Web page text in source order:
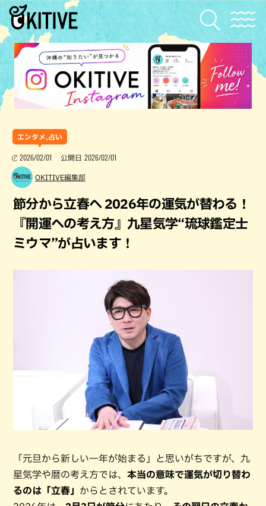
エンタメ,占い
2026/02/01 公開日 2026/02/01
OKITIVE編集部
節分から立春へ 2026年の運気が替わる！
『開運への考え方』九星気学“琉球鑑定士
ミウマ”が占います！
「元旦から新しい一年が始まる」と思いがちですが、九
星気学や暦の考え方では、 本当の意味で運気が切り替わ
るのは「立春」 からとされています。